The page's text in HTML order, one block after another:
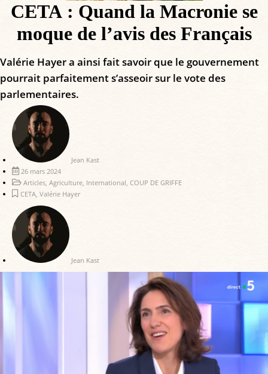
CETA : Quand la Macronie se
moque de l’avis des Français
Valérie Hayer a ainsi fait savoir que le gouvernement
pourrait parfaitement s’asseoir sur le vote des
parlementaires.
Jean Kast
26 mars 2024
Articles, Agriculture, International, COUP DE GRIFFE
CETA, Valérie Hayer
Jean Kast